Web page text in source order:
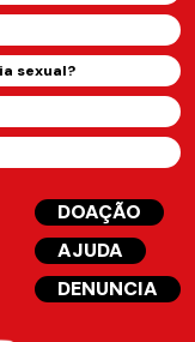
sexual?
DOAÇÃO
AJUDA
DENUNCIA